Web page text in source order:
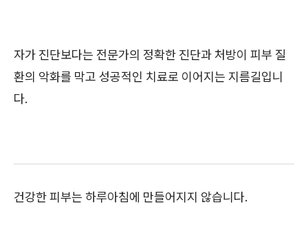
자가 진단보다는 전문가의 정확한 진단과 처방이 피부 질
환의 악화를 막고 성공적인 치료로 이어지는 지름길입니
다.
건강한 피부는 하루아침에 만들어지지 않습니다.